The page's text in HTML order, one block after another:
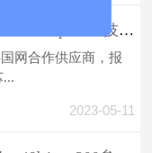
【ADSS光缆】adss-48b1-pe-200技术规格
网合作供应商，报
...
2023-05-11